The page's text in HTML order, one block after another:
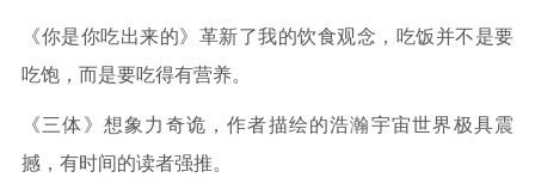
《你是你吃出来的》革新了我的饮食观念，吃饭并不是要
吃饱，而是要吃得有营养。
《三体》想象力奇诡，作者描绘的浩瀚宇宙世界极具震
撼，有时间的读者强推。